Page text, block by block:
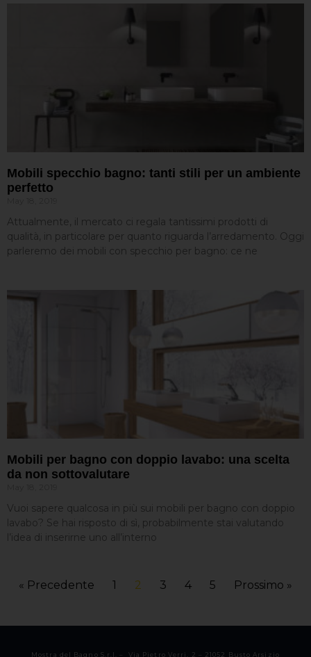
Mobili specchio bagno: tanti stili per un ambiente
perfetto
Attualmente, il mercato ci regala tantissimi prodotti di
qualità, in particolare per quanto riguarda l’arredamento. Oggi
parleremo dei mobili con specchio per bagno: ce ne
Mobili per bagno con doppio lavabo: una scelta
da non sottovalutare
Vuoi sapere qualcosa in più sui mobili per bagno con doppio
lavabo? Se hai risposto di sì, probabilmente stai valutando
l’idea di inserirne uno all’interno
« Precedente 1 2 3 4 5 Prossimo »
Mostra del Bagno S.r.l. – Via Pietro Verri, 2 – 21052 Busto Arsizio